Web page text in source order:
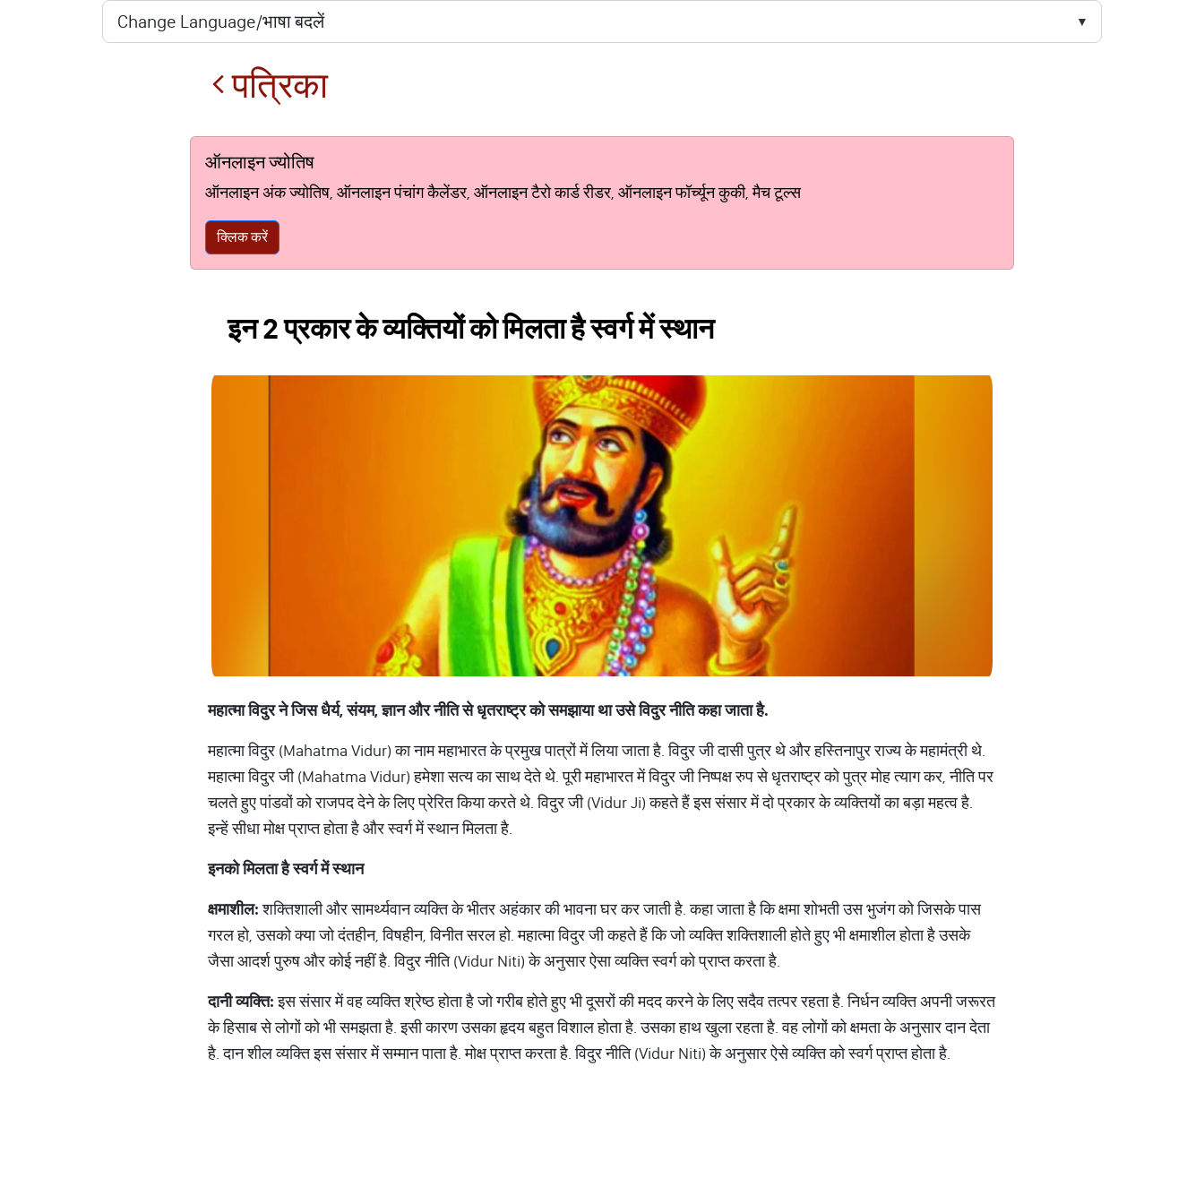
पत्रिका
ऑनलाइन ज्योतिष
ऑनलाइन अंक ज्योतिष, ऑनलाइन पंचांग कैलेंडर, ऑनलाइन टैरो कार्ड रीडर, ऑनलाइन फॉर्च्यून कुकी, मैच टूल्स
क्लिक करें
इन 2 प्रकार के व्यक्तियों को मिलता है स्वर्ग में स्थान
महात्मा विदुर ने जिस धैर्य,संयम,ज्ञान और नीति से धृतराष्ट्र को समझाया था उसे विदुर नीति कहा जाता है.
महात्मा विदुर (Mahatma Vidur) का नाम महाभारत के प्रमुख पात्रों में लिया जाता है. विदुर जी दासी पुत्र थे और हस्तिनापुर राज्य के महामंत्री थे.
महात्मा विदुर जी (Mahatma Vidur) हमेशा सत्य का साथ देते थे. पूरी महाभारत में विदुर जी निष्पक्ष रुप से धृतराष्ट्र को पुत्र मोह त्याग कर, नीति पर
चलते हुए पांडवों को राजपद देने के लिए प्रेरित किया करते थे. विदुर जी (Vidur Ji) कहते हैं इस संसार में दो प्रकार के व्यक्तियों का बड़ा महत्व है.
इन्हें सीधा मोक्ष प्राप्त होता है और स्वर्ग में स्थान मिलता है.
इनकोमिलताहैस्वर्गमेंस्थान
क्षमाशील:शक्तिशाली और सामर्थ्यवान व्यक्ति के भीतर अहंकार की भावना घर कर जाती है. कहा जाता है कि क्षमा शोभती उस भुजंग को जिसके पास
गरल हो, उसको क्या जो दंतहीन, विषहीन, विनीत सरल हो. महात्मा विदुर जी कहते हैं कि जो व्यक्ति शक्तिशाली होते हुए भी क्षमाशील होता है उसके
जैसा आदर्श पुरुष और कोई नहीं है. विदुर नीति (Vidur Niti) के अनुसार ऐसा व्यक्ति स्वर्ग को प्राप्त करता है.
दानीव्यक्ति:इस संसार में वह व्यक्ति श्रेष्ठ होता है जो गरीब होते हुए भी दूसरों की मदद करने के लिए सदैव तत्पर रहता है. निर्धन व्यक्ति अपनी जरूरत
के हिसाब से लोगों को भी समझता है. इसी कारण उसका हृदय बहुत विशाल होता है. उसका हाथ खुला रहता है. वह लोगों को क्षमता के अनुसार दान देता
है. दान शील व्यक्ति इस संसार में सम्मान पाता है. मोक्ष प्राप्त करता है. विदुर नीति (Vidur Niti) के अनुसार ऐसे व्यक्ति को स्वर्ग प्राप्त होता है.